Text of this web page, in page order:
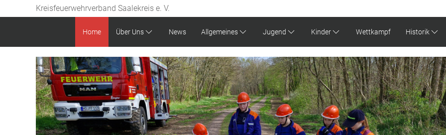
Kreisfeuerwehrverband Saalekreis e. V.
Home Über Uns News Allgemeines Jugend Kinder Wettkampf Historik